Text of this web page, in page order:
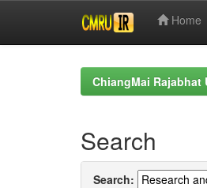
Home
ChiangMai
Search
Search: